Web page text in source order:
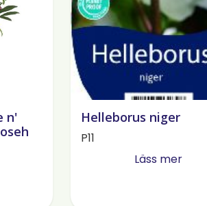
n'
Helleborus niger
P11
Läss mer